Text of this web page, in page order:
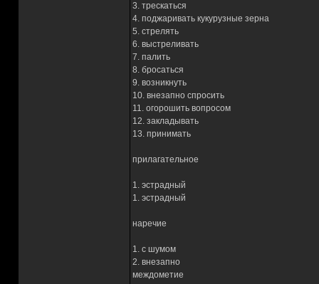
3. трескаться
4. поджаривать кукурузные зерна
5. стрелять
6. выстреливать
7. палить
8. бросаться
9. возникнуть
10. внезапно спросить
11. огорошить вопросом
12. закладывать
13. принимать
прилагательное
1. эстрадный
1. эстрадный
наречие
1. с шумом
2. внезапно
междометие